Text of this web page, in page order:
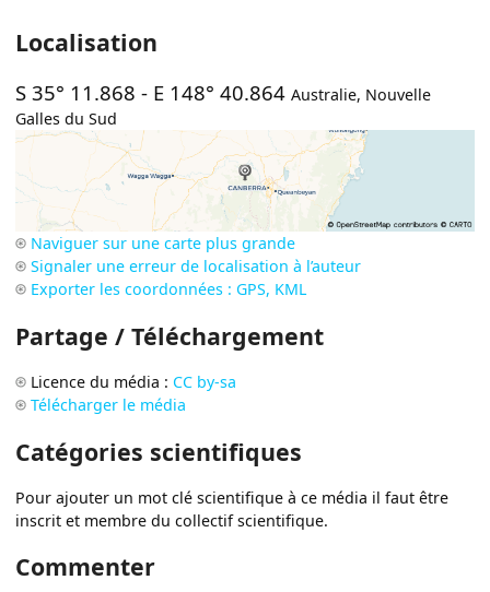
Localisation
S 35° 11.868 - E 148° 40.864 Australie, Nouvelle
Galles du Sud
Naviguer sur une carte plus grande
Signaler une erreur de localisation à l’auteur
Exporter les coordonnées : GPS, KML
Partage / Téléchargement
Licence du média : CC by-sa
Télécharger le média
Catégories scientifiques
Pour ajouter un mot clé scientifique à ce média il faut être
inscrit et membre du collectif scientifique.
Commenter